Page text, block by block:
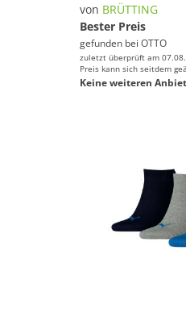
von BRÜTTING
Bester Preis
gefunden bei OTTO
zuletzt überprüft am
Preis kann sich seitdem
Keine weiteren